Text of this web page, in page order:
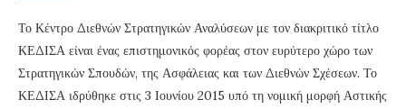
Το Κέντρο Διεθνών Στρατηγικών Αναλύσεων με τον διακριτικό τίτλο
ΚΕΔΙΣΑ είναι ένας επιστημονικός φορέας στον ευρύτερο χώρο των
Στρατηγικών Σπουδών, της Ασφάλειας και των Διεθνών Σχέσεων. Το
ΚΕΔΙΣΑ ιδρύθηκε στις 3 Ιουνίου 2015 υπό τη νομική μορφή Αστικής